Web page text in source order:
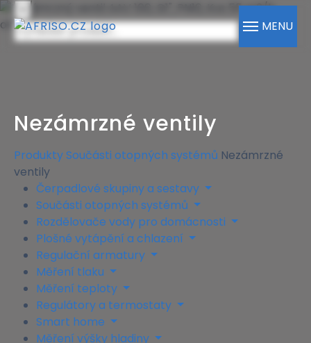
MENU
Nezámrzné ventily
Produkty Součásti otopných systémů Nezámrzné
ventily
Čerpadlové skupiny a sestavy
Součásti otopných systémů
Rozdělovače vody pro domácnosti
Plošné vytápění a chlazení
Regulační armatury
Měření tlaku
Měření teploty
Regulátory a termostaty
Smart home
Měření výšky hladiny